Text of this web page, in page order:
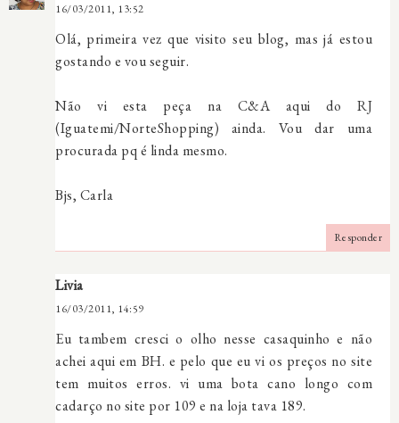
16/03/2011, 13:52
Olá, primeira vez que visito seu blog, mas já estou
gostando e vou seguir.
Não vi esta peça na C&A aqui do RJ
(Iguatemi/NorteShopping) ainda. Vou dar uma
procurada pq é linda mesmo.
Bjs, Carla
Responder
Livia
16/03/2011, 14:59
Eu tambem cresci o olho nesse casaquinho e não
achei aqui em BH. e pelo que eu vi os preços no site
tem muitos erros. vi uma bota cano longo com
cadarço no site por 109 e na loja tava 189.